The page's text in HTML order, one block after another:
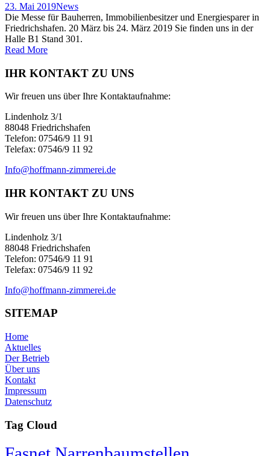
23. Mai 2019News
Die Messe für Bauherren, Immobilienbesitzer und Energiesparer in
Friedrichshafen. 20 März bis 24. März 2019 Sie finden uns in der
Halle B1 Stand 301.
Read More
IHR KONTAKT ZU UNS
Wir freuen uns über Ihre Kontaktaufnahme:
Lindenholz 3/1
88048 Friedrichshafen
Telefon: 07546/9 11 91
Telefax: 07546/9 11 92
Info@hoffmann-zimmerei.de
IHR KONTAKT ZU UNS
Wir freuen uns über Ihre Kontaktaufnahme:
Lindenholz 3/1
88048 Friedrichshafen
Telefon: 07546/9 11 91
Telefax: 07546/9 11 92
Info@hoffmann-zimmerei.de
SITEMAP
Home
Aktuelles
Der Betrieb
Über uns
Kontakt
Impressum
Datenschutz
Tag Cloud